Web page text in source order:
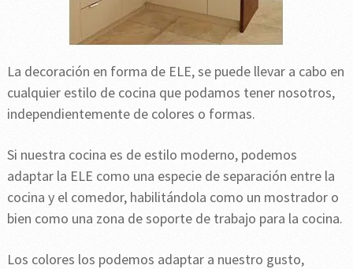
La decoración en forma de ELE, se puede llevar a cabo en
cualquier estilo de cocina que podamos tener nosotros,
independientemente de colores o formas.
Si nuestra cocina es de estilo moderno, podemos
adaptar la ELE como una especie de separación entre la
cocina y el comedor, habilitándola como un mostrador o
bien como una zona de soporte de trabajo para la cocina.
Los colores los podemos adaptar a nuestro gusto,